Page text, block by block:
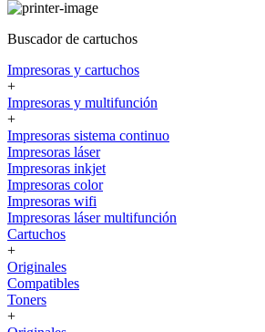
Buscador de cartuchos
Impresoras y cartuchos
+
Impresoras y multifunción
+
Impresoras sistema continuo
Impresoras láser
Impresoras inkjet
Impresoras color
Impresoras wifi
Impresoras láser multifunción
Cartuchos
+
Originales
Compatibles
Toners
+